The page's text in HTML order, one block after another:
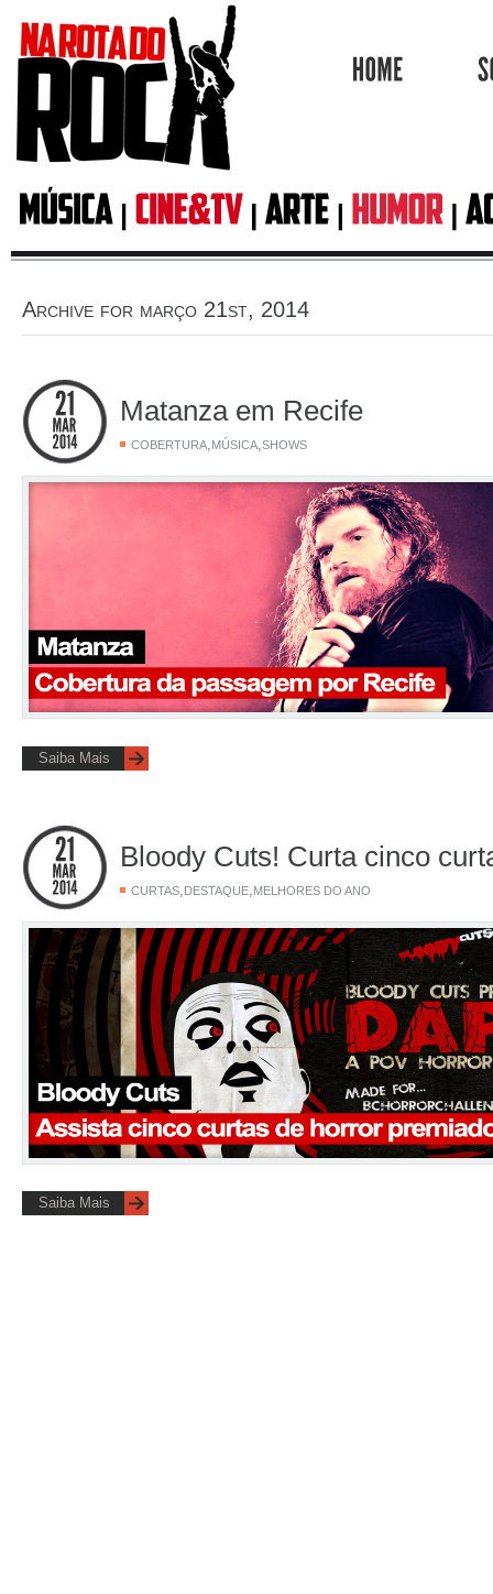
Archive for março 21st, 2014
Matanza em Recife
COBERTURA, MÚSICA,SHOWS
Saiba Mais
Bloody Cuts! Curta cinco
CURTAS DESTAQUE MELHORES DO ANO
Saiba Mais